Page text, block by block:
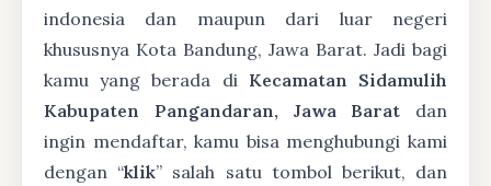
indonesia dan maupun dari luar negeri
khususnya Kota Bandung, Jawa Barat. Jadi bagi
kamu yang berada di Kecamatan Sidamulih
Kabupaten Pangandaran, Jawa Barat dan
ingin mendaftar, kamu bisa menghubungi kami
dengan “klik” salah satu tombol berikut, dan